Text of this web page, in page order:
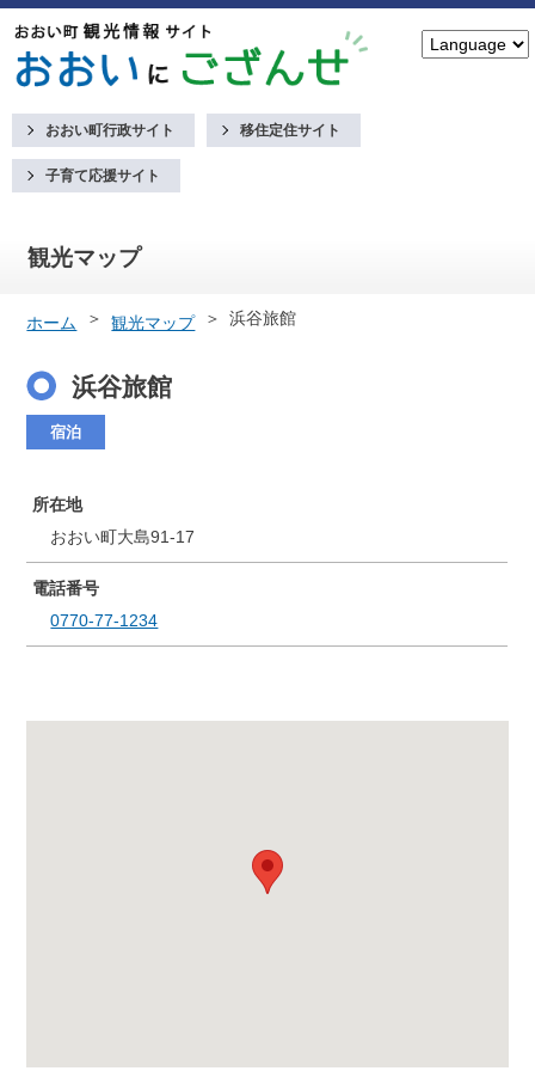
おおい町行政サイト 移住定住サイト
子育て応援サイト
観光マップ
ホーム 観光マップ 浜谷旅館
浜谷旅館
宿泊
所在地
おおい町大島91-17
電話番号
0770-77-1234